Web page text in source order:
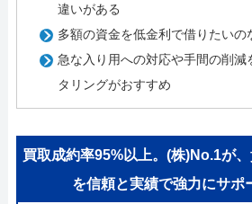
違いがある
多額の資金を低金利で借りたいの
急な入り用への対応や手間の削減
タリングがおすすめ
買取成約率95%以上。(株)No.1が
を信頼と実績で強力にサポ